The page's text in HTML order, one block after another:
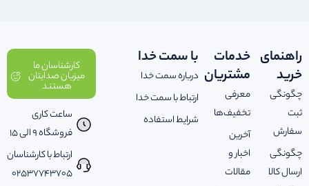
راهنمای
خرید
چگونگی
ثبت
سفارش
چگونگی
ارسال کالا
خدمات
مشتریان
معرفی
تخفیف‌ها
آخرین
اخبار و
مقالات
با سمت خدا
درباره سمت خدا
ارتباط با سمت خدا
شرایط استفاده
کارشناسان ما
میزبان صدایتان
هستند
ساعت کاری
فروشگاه 9 الی 15
ارتباط با کارشناسان
02537743705